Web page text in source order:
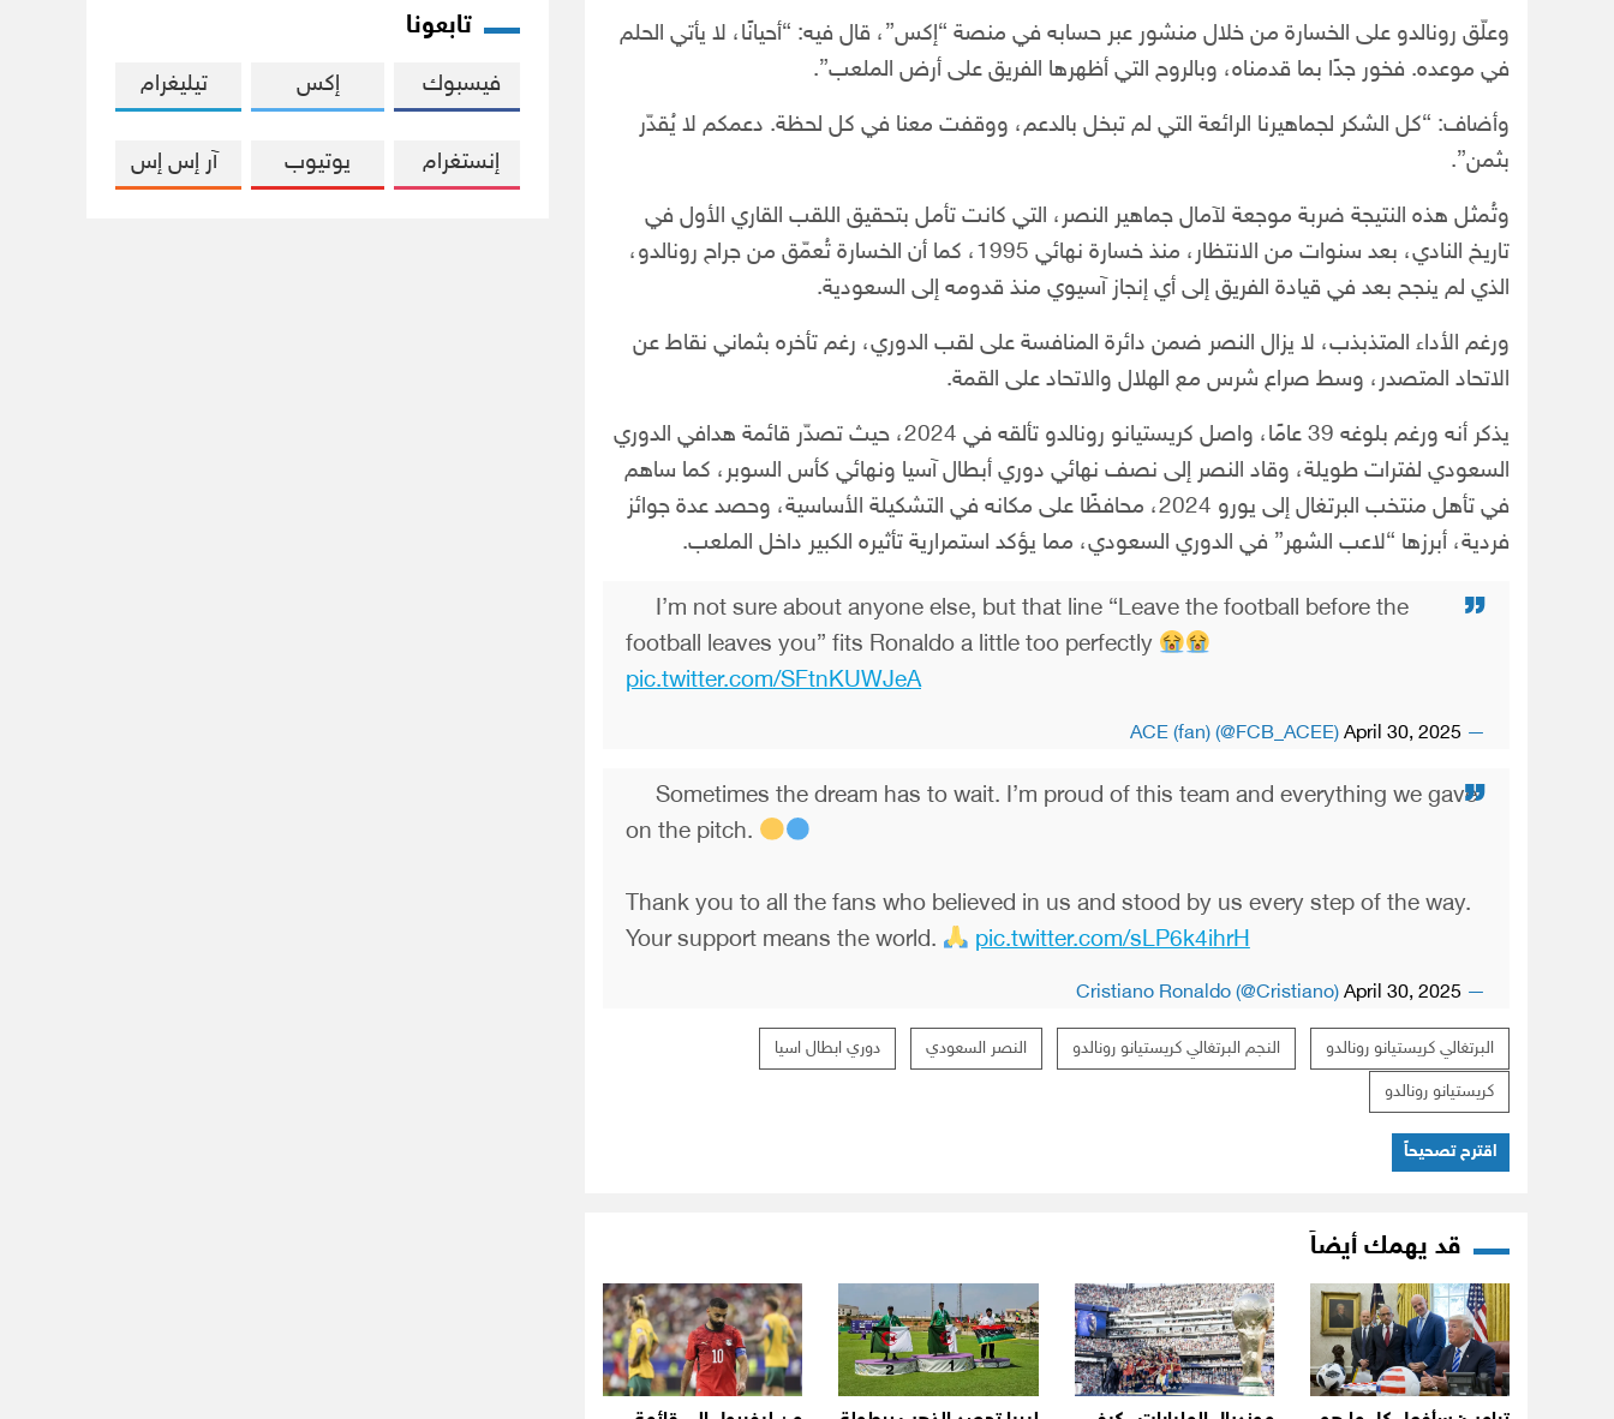
وعلّق رونالدو على الخسارة من خلال منشور عبر حسابه في منصة “إكس”، قال فيه: “أحيانًا، لا يأتي الحلم
في موعده. فخور جدًا بما قدمناه، وبالروح التي أظهرها الفريق على أرض الملعب”.
وأضاف: “كل الشكر لجماهيرنا الرائعة التي لم تبخل بالدعم، ووقفت معنا في كل لحظة. دعمكم لا يُقدّر
بثمن”.
وتُمثل هذه النتيجة ضربة موجعة لآمال جماهير النصر، التي كانت تأمل بتحقيق اللقب القاري الأول في
تاريخ النادي، بعد سنوات من الانتظار، منذ خسارة نهائي 1995، كما أن الخسارة تُعمّق من جراح رونالدو،
الذي لم ينجح بعد في قيادة الفريق إلى أي إنجاز آسيوي منذ قدومه إلى السعودية.
ورغم الأداء المتذبذب، لا يزال النصر ضمن دائرة المنافسة على لقب الدوري، رغم تأخره بثماني نقاط عن
الاتحاد المتصدر، وسط صراع شرس مع الهلال والاتحاد على القمة.
يذكر أنه ورغم بلوغه 39 عامًا، واصل كريستيانو رونالدو تألقه في 2024، حيث تصدّر قائمة هدافي الدوري
السعودي لفترات طويلة، وقاد النصر إلى نصف نهائي دوري أبطال آسيا ونهائي كأس السوبر، كما ساهم
في تأهل منتخب البرتغال إلى يورو 2024، محافظًا على مكانه في التشكيلة الأساسية، وحصد عدة جوائز
فردية، أبرزها “لاعب الشهر” في الدوري السعودي، مما يؤكد استمرارية تأثيره الكبير داخل الملعب.
I’m not sure about anyone else, but that line “Leave the football before the
football leaves you” fits Ronaldo a little too perfectly
pic.twitter.com/SFtnKUWJeA
— ACE (fan) (@FCB_ACEE)
April 30, 2025
Sometimes the dream has to wait. I’m proud of this team and everything we gave
on the pitch.
Thank you to all the fans who believed in us and stood by us every step of the way.
Your support means the world.
pic.twitter.com/sLP6k4ihrH
— Cristiano Ronaldo (@Cristiano)
April 30, 2025
البرتغالي كريستيانو رونالدو النجم البرتغالي كريستيانو رونالدو النصر السعودي دوري ابطال اسيا
كريستيانو رونالدو
اقترح تصحيحاً
قد يهمك أيضاً
تابعونا
فيسبوك إكس تيليغرام
إنستغرام يوتيوب آر إس إس